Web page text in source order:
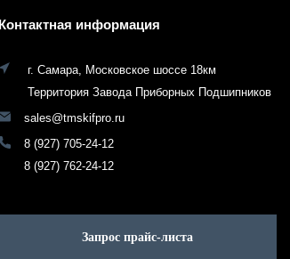
Контактная информация
г. Самара, Московское шоссе 18км
Территория Завода Приборных Подшипников
sales@tmskifpro.ru
8 (927) 705-24-12
8 (927) 762-24-12
Запрос прайс-листа